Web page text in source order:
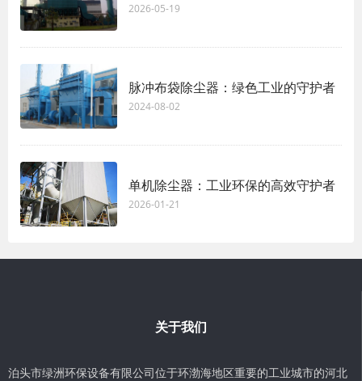
2026-05-19
脉冲布袋除尘器：绿色工业的守护者
2024-08-02
单机除尘器：工业环保的高效守护者
2026-01-21
关于我们
泊头市绿洲环保设备有限公司位于环渤海地区重要的工业城市的河北